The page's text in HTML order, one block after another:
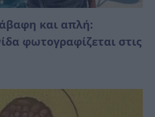
και απλή:
φωτογραφίζεται στις